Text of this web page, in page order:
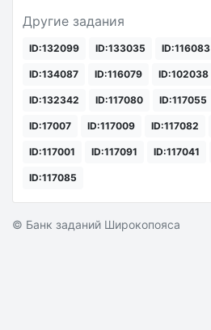
Другие задания
ID:132099 ID:133035 ID:116083
ID:134087 ID:116079 ID:102038
ID:132342 ID:117080 ID:117055
ID:17007 ID:117009 ID:117082
ID:117001 ID:117091 ID:117041
ID:117085
© Банк заданий Широкопояса